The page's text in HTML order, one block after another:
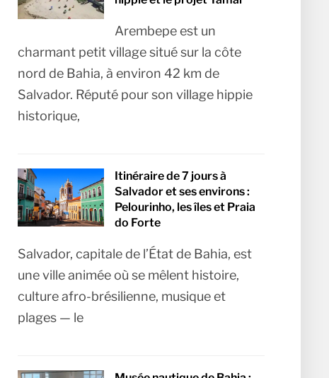
Arembepe est un
charmant petit village situé sur la côte
nord de Bahia, à environ 42 km de
Salvador. Réputé pour son village hippie
historique,
Itinéraire de 7 jours à
Salvador et ses environs :
Pelourinho, les îles et Praia
do Forte
Salvador, capitale de l’État de Bahia, est
une ville animée où se mêlent histoire,
culture afro-brésilienne, musique et
plages — le